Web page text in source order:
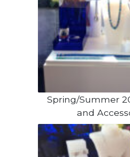
Spring/Summer
and